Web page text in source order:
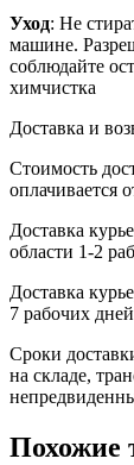
Уход: Не
машине.
соблюдайте
химчистка
Доставка и
Стоимость
оплачивается
Доставка
области 1-2
Доставка
7 рабочих
Сроки
на складе,
Похожие